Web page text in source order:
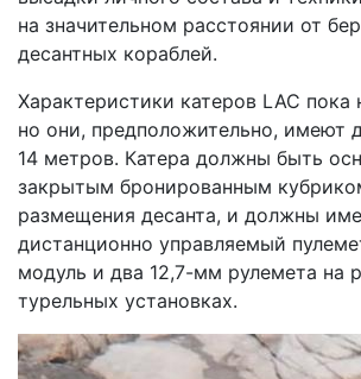
на значительном расстоянии от
десантных кораблей.
Характеристики катеров LAC
но они, предположительно, имеют
14 метров. Катера должны быть
закрытым бронированным
размещения десанта, и должны
дистанционно управляемый
модуль и два 12,7-мм рулемета на
турельных установках.